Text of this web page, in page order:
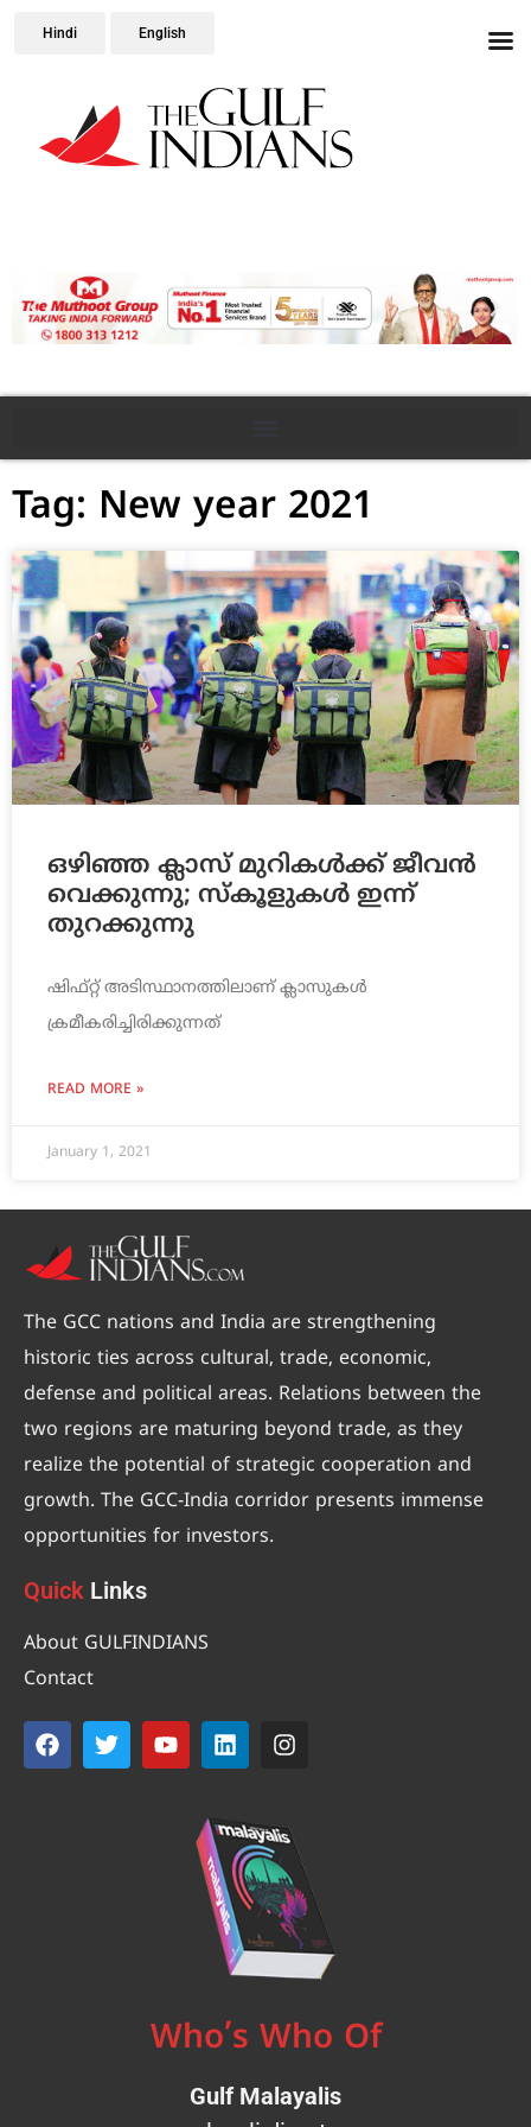
Hindi English
Tag: New year 2021
ഒഴിഞ്ഞ ക്ലാസ് മുറികള്‍ക്ക് ജീവന്‍
വെക്കുന്നു; സ്‌കൂളുകള്‍ ഇന്ന്
തുറക്കുന്നു
ഷിഫ്റ്റ് അടിസ്ഥാനത്തിലാണ് ക്ലാസുകള്‍
ക്രമീകരിച്ചിരിക്കുന്നത്
READ MORE »
January 1, 2021
The GCC nations and India are strengthening
historic ties across cultural, trade, economic,
defense and political areas. Relations between the
two regions are maturing beyond trade, as they
realize the potential of strategic cooperation and
growth. The GCC-India corridor presents immense
opportunities for investors.
Quick Links
About GULFINDIANS
Contact
Who’s Who Of
Gulf Malayalis